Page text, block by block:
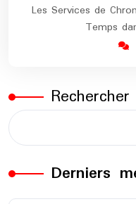
Les Services de
Temps
Rechercher
Derniers